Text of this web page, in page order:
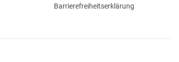
Barrierefreiheitserklärung